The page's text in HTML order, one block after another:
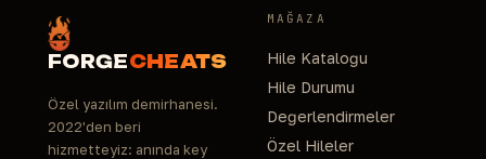
FORGECHEATS
Özel yazılım demirhanesi.
2022'den beri
hizmetteyiz: anında key
MAĞAZA
Hile Kataloğu
Hile Durumu
Değerlendirmeler
Özel Hileler